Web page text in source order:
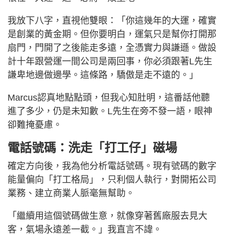
我放下八字，直視他雙眼：「你這幾年的大運，確實
是創業的黃金期。但你要明白，運氣只是幫你打開那
扇門，門開了之後能走多遠，全憑實力與謙遜。做設
計十年跟營運一間公司是兩回事，你必須跟著L先生
謙卑地邊做邊學。這條路，驕傲是走不遠的。」
Marcus認真地點點頭，但我心知肚明，這番話他聽
進了多少，仍是未知數。L先生在旁不發一語，眼神
卻難掩憂慮。
電話號碼：洗走「打工仔」磁場
確定方向後，我為他分析電話號碼。現有號碼的數字
能量偏向「打工格局」，只利個人執行，對開拓公司
業務、建立商業人脈毫無幫助。
「繼續用這個號碼做生意，就像穿著舊廠服去見大
客，氣場永遠差一截。」我直言不諱。